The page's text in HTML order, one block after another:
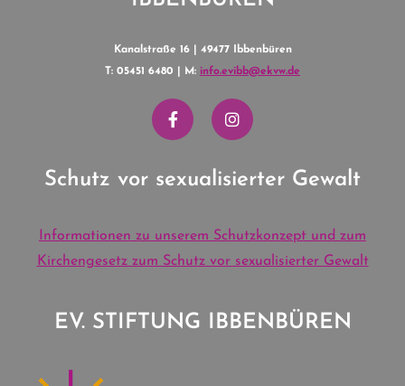
Kanalstraße 16 | 49477 Ibbenbüren
T: 05451 6480 | M: info.evibb@ekvw.de
Schutz vor sexualisierter Gewalt
Informationen zu unserem Schutzkonzept und zum
Kirchengesetz zum Schutz vor sexualisierter Gewalt
EV. STIFTUNG IBBENBÜREN